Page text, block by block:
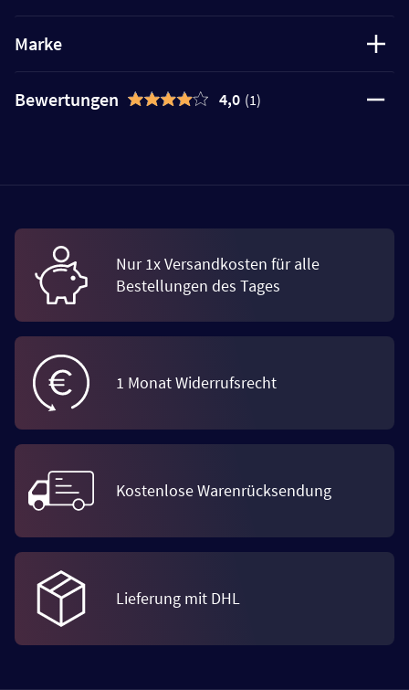
Marke
Bewertungen 4,0 (1)
Nur 1x Versandkosten für alle
Bestellungen des Tages
1 Monat Widerrufsrecht
Kostenlose Warenrücksendung
Lieferung mit DHL